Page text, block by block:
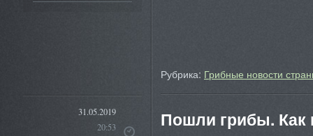
Рубрика: Грибные новости
31.05.2019
20:53
Пошли грибы. Как